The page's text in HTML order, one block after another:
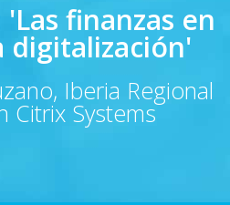
finanzas en
digitalización'
Iberia Regional
Citrix Systems